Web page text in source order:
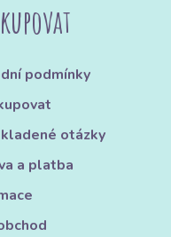
podmínky
otázky
a platba